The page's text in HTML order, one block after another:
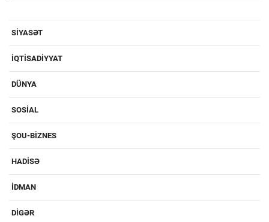
SIYASƏT
IQTISADIYYAT
DÜNYA
SOSIAL
ŞOU-BIZNES
HADISƏ
IDMAN
DIGƏR